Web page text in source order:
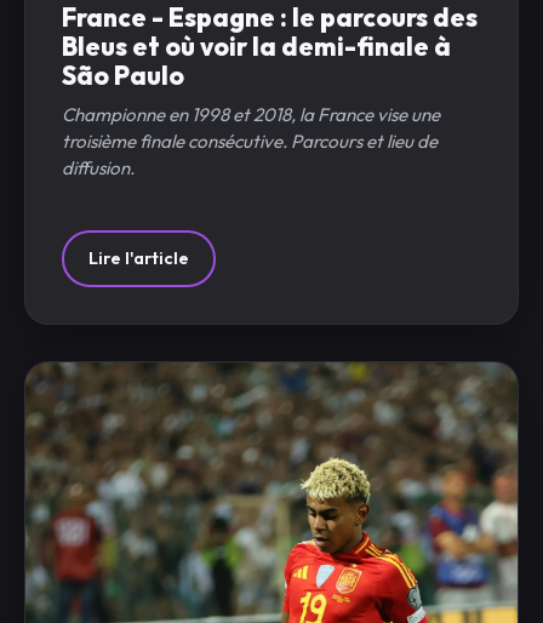
France - Espagne : le parcours des
Bleus et où voir la demi-finale à
São Paulo
Championne en 1998 et 2018, la France vise une
troisième finale consécutive. Parcours et lieu de
diffusion.
Lire l'article